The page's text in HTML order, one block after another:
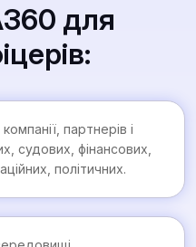
для
партнерів і
судових, фінансових,
політичних.